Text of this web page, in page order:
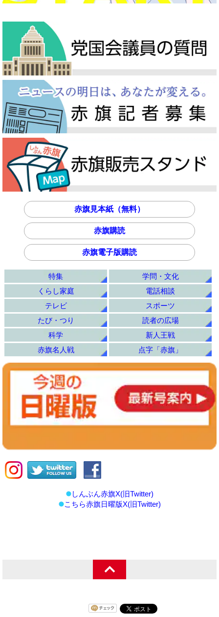
赤旗見本紙（無料）
赤旗購読
赤旗電子版購読
特集
学問・文化
くらし家庭
電話相談
テレビ
スポーツ
たび・つり
読者の広場
科学
新人王戦
赤旗名人戦
点字「赤旗」
しんぶん赤旗X(旧Twitter)
こちら赤旗日曜版X(旧Twitter)